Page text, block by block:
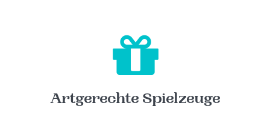
Artgerechte Spielzeuge